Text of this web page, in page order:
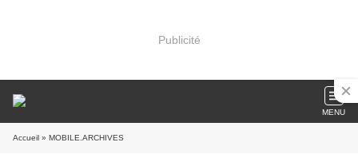
Publicité
MENU
Accueil » MOBILE.ARCHIVES